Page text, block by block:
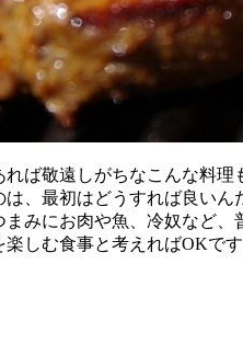
ば敬遠しがちなこんな料
、最初はどうすれば良い
みにお肉や魚、冷奴など
しむ食事と考えればOKで